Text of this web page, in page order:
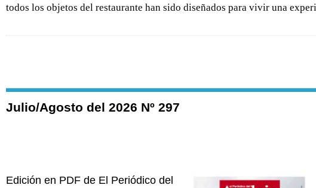
todos los objetos del restaurante han sido diseñados para vivir una
Julio/Agosto del 2026 Nº 297
Edición en PDF de El Periódico del